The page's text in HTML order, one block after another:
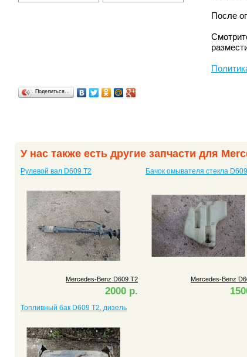
После
Поделиться…
У нас также есть другие запчасти для
Рулевой вал D609 T2
Mercedes-Benz D609 T2
2000 р.
Бачок омывателя стекла
Mercedes-Benz
Топливный бак D609 T2, дизель